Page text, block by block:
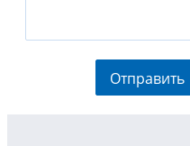
Отправить